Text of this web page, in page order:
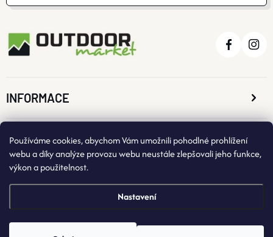
Používáme cookies, abychom Vám umožnili pohodlné prohlížení
webu a díky analýze provozu webu neustále zlepšovali jeho funkce,
výkon a použitelnost.
Nastavení
INFORMACE
O NÁKUPU